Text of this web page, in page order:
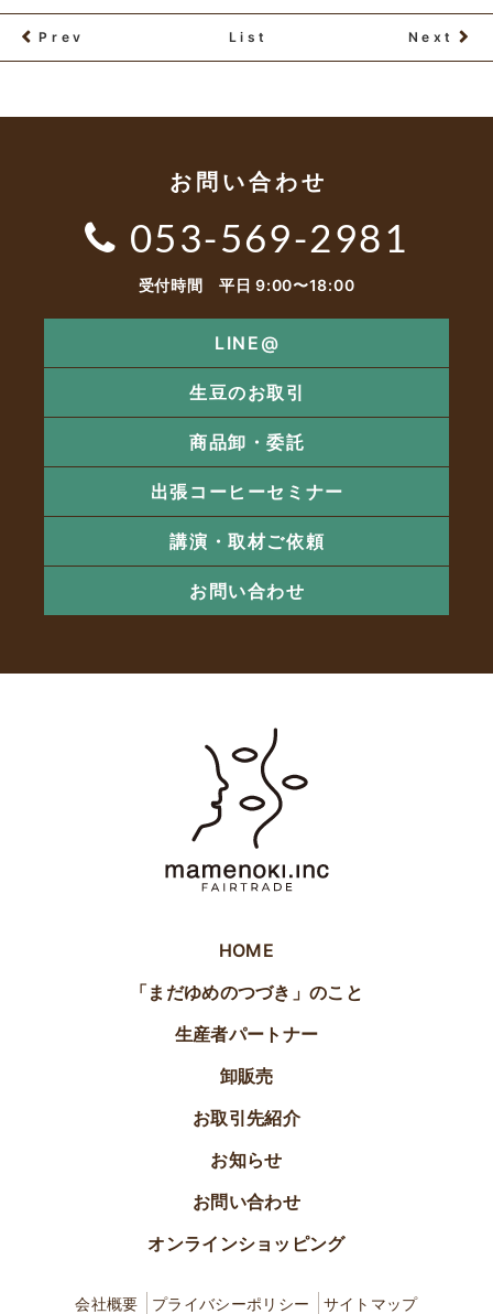
Prev List Next
お問い合わせ
053-569-2981
受付時間 平日 9:00〜18:00
LINE@
生豆のお取引
商品卸・委託
出張コーヒーセミナー
講演・取材ご依頼
お問い合わせ
HOME
「まだゆめのつづき」のこと
生産者パートナー
卸販売
お取引先紹介
お知らせ
お問い合わせ
オンラインショッピング
会社概要 プライバシーポリシー サイトマップ